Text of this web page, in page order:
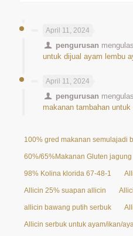
April 11, 2024
pengurusan
untuk dijual ayam lembu
April 11, 2024
pengurusan
makanan tambahan untuk
100% gred makanan semulajadi
60%/65%Makanan Gluten jagung
98% Kolina klorida 67-48-1
Allicin 25% suapan allicin
allicin bawang putih serbuk
Allicin serbuk untuk ayam/ikan/